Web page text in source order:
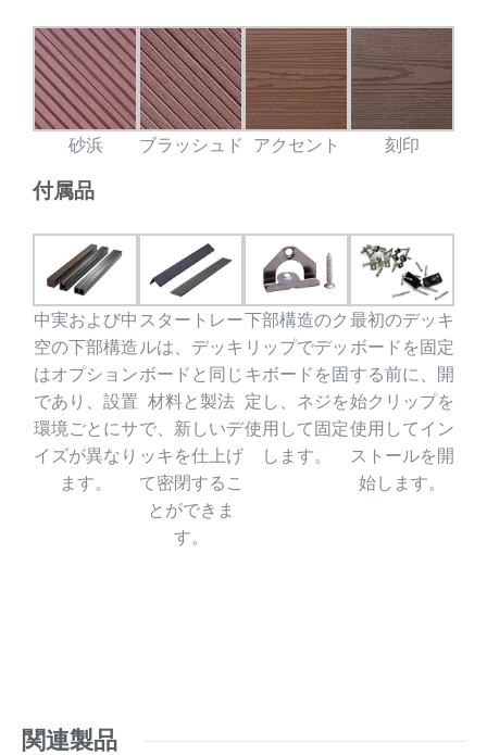
砂浜 ブラッシュド アクセント 刻印
付属品
中実および中
空の下部構造
はオプション
であり、設置
環境ごとにサ
イズが異なり
ます。
スタートレー
ルは、デッキ
ボードと同じ
材料と製法
で、新しいデ
ッキを仕上げ
て密閉するこ
とができま
す。
下部構造のク
リップでデッ
キボードを固
定し、ネジを
使用して固定
します。
最初のデッキ
ボードを固定
する前に、開
始クリップを
使用してイン
ストールを開
始します。
関連製品